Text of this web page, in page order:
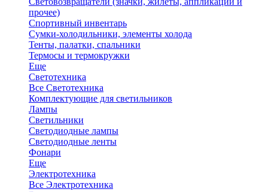
прочее)
Спортивный инвентарь
Сумки-холодильники, элементы холода
Тенты, палатки, спальники
Термосы и термокружки
Еще
Светотехника
Все Светотехника
Комплектующие для светильников
Лампы
Светильники
Светодиодные лампы
Светодиодные ленты
Фонари
Еще
Электротехника
Все Электротехника